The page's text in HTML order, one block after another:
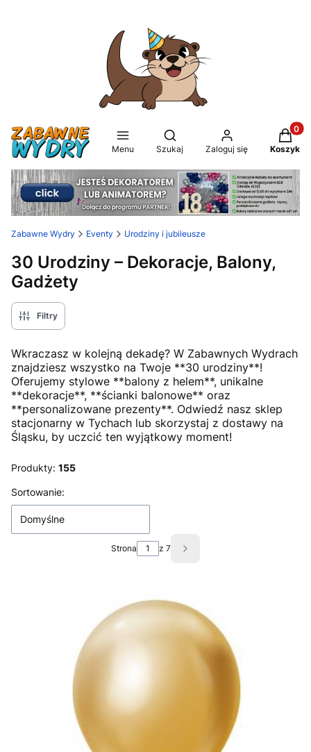
Menu
Otwórz wyszukiwarkę
Szukaj Zaloguj się Koszyk
Zabawne Wydry Eventy Urodziny i jubileusze
30 Urodziny – Dekoracje, Balony,
Gadżety
Filtry
Wkraczasz w kolejną dekadę? W Zabawnych Wydrach
znajdziesz wszystko na Twoje **30 urodziny**!
Oferujemy stylowe **balony z helem**, unikalne
**dekoracje**, **ścianki balonowe** oraz
**personalizowane prezenty**. Odwiedź nasz sklep
stacjonarny w Tychach lub skorzystaj z dostawy na
Śląsku, by uczcić ten wyjątkowy moment!
Produkty: 155
Lista produktów
Sortowanie:
Domyślne
Strona z 7 Następne produkty